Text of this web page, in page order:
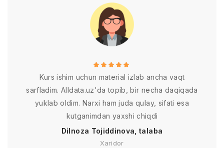
Kurs ishim uchun material izlab ancha vaqt
sarfladim. Alldata.uz'da topib, bir necha daqiqada
yuklab oldim. Narxi ham juda qulay, sifati esa
kutganimdan yaxshi chiqdi
Dilnoza Tojiddinova, talaba
Xaridor